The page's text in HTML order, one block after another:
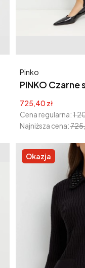
PINKO
Producent
Pinko
Cena promocyjna
725,40 zł
Cena regularna:1
Najniższa cena:
Okazja